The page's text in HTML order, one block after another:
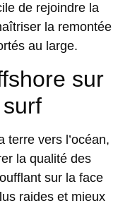
de rejoindre la
la remontée
au large.
sur
terre vers l’océan,
la qualité des
sur la face
raides et mieux